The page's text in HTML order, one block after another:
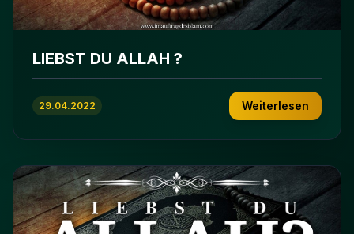
LIEBST DU ALLAH ?
29.04.2022 Weiterlesen